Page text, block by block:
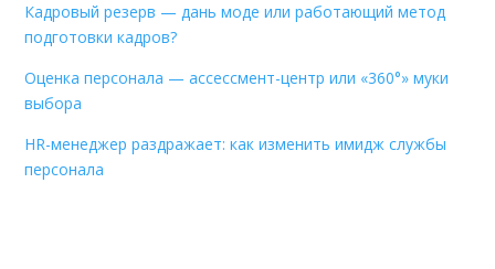
Кадровый резерв — дань моде или работающий метод
подготовки кадров?
Оценка персонала — ассессмент-центр или «360°» муки
выбора
HR-менеджер раздражает: как изменить имидж службы
персонала